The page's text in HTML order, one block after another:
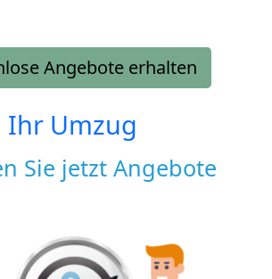
Angebote erhalten
Ihr Umzug
Sie jetzt Angebote